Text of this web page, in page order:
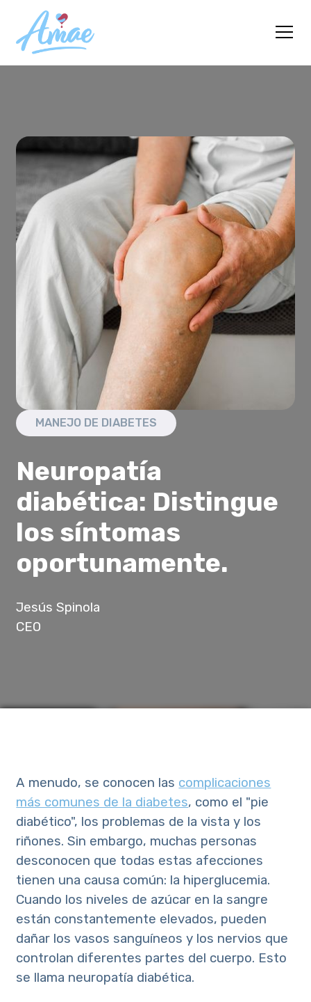
MANEJO DE DIABETES
Neuropatía
diabética: Distingue
los síntomas
oportunamente.
Jesús Spinola
CEO
A menudo, se conocen las complicaciones
más comunes de la diabetes, como el "pie
diabético", los problemas de la vista y los
riñones. Sin embargo, muchas personas
desconocen que todas estas afecciones
tienen una causa común: la hiperglucemia.
Cuando los niveles de azúcar en la sangre
están constantemente elevados, pueden
dañar los vasos sanguíneos y los nervios que
controlan diferentes partes del cuerpo. Esto
se llama neuropatía diabética.